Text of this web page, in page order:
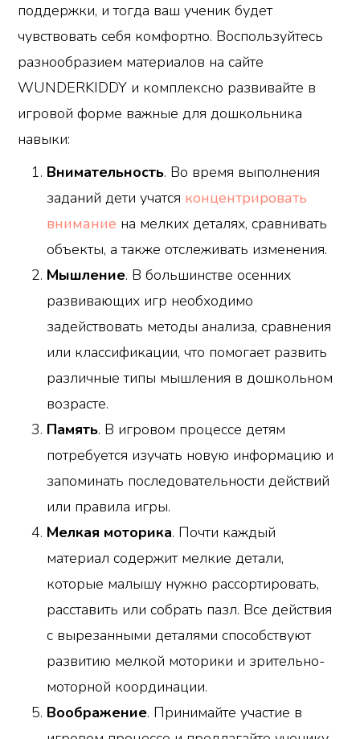
поддержки, и тогда ваш ученик будет
чувствовать себя комфортно. Воспользуйтесь
разнообразием материалов на сайте
WUNDERKIDDY и комплексно развивайте в
игровой форме важные для дошкольника
навыки:
Внимательность. Во время выполнения
заданий дети учатся концентрировать
внимание на мелких деталях, сравнивать
объекты, а также отслеживать изменения.
Мышление. В большинстве осенних
развивающих игр необходимо
задействовать методы анализа, сравнения
или классификации, что помогает развить
различные типы мышления в дошкольном
возрасте.
Память. В игровом процессе детям
потребуется изучать новую информацию и
запоминать последовательности действий
или правила игры.
Мелкая моторика. Почти каждый
материал содержит мелкие детали,
которые малышу нужно рассортировать,
расставить или собрать пазл. Все действия
с вырезанными деталями способствуют
развитию мелкой моторики и зрительно-
моторной координации.
Воображение. Принимайте участие в